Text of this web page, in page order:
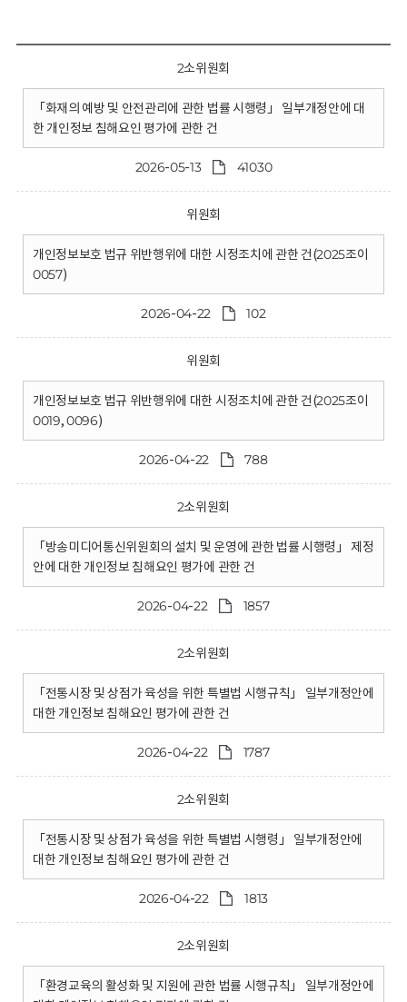
2소위원회
「화재의 예방 및 안전관리에 관한 법률 시행령」 일부개정안에 대
한 개인정보 침해요인 평가에 관한 건
2026-05-13 41030
위원회
개인정보보호 법규 위반행위에 대한 시정조치에 관한 건(2025조이
0057)
2026-04-22 102
위원회
개인정보보호 법규 위반행위에 대한 시정조치에 관한 건(2025조이
0019, 0096)
2026-04-22 788
2소위원회
「방송미디어통신위원회의 설치 및 운영에 관한 법률 시행령」 제정
안에 대한 개인정보 침해요인 평가에 관한 건
2026-04-22 1857
2소위원회
「전통시장 및 상점가 육성을 위한 특별법 시행규칙」 일부개정안에
대한 개인정보 침해요인 평가에 관한 건
2026-04-22 1787
2소위원회
「전통시장 및 상점가 육성을 위한 특별법 시행령」 일부개정안에
대한 개인정보 침해요인 평가에 관한 건
2026-04-22 1813
2소위원회
「환경교육의 활성화 및 지원에 관한 법률 시행규칙」 일부개정안에